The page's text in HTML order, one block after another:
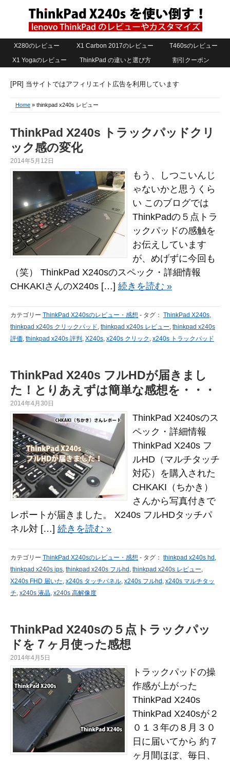
X280のレビュー X1 Carbon 2017のレビュー
T460sのレビュー
X1 Yogaのレビュー
ThinkPad の違いと選び方 割引クーポン
[PR] 当サイトではアフィリエイト広告を利用しています
Home » thinkpad x240s レビュー
ThinkPad X240s トラックパッドクリ
ック感の変化
2014年5月12日
もう、しつこいんじ
ゃないかと思うくら
い このブログでは
ThinkPadの５点トラ
ックパッドの感触を
お伝えしています
が、めげずに今回も
（笑） ThinkPad X240sのスペック・詳細情報
CHKAKIさんのX240s […] 続きを読む »
カテゴリー ThinkPad X240sのレビュー・感想 - タグ： ThinkPad X240s,
thinkpad x240s クリックパッド, thinkpad x240s レビュー, thinkpad x240s
評価, thinkpad x240s 評判 , X240s, x240s クリック , x240s トラックパッド
ThinkPad X240s フルHDが届きまし
た！とりあえずは簡単な感想を・・・
2014年4月30日
ThinkPad X240sのス
ペック・詳細情報
ThinkPad X240s フ
ルHD（マルチタッチ
対応）を購入された
CHKAKI（ちかき）
さんから写真付きで
レポートが届きました。 X240s フルHDタッチパ
ネル対 […] 続きを読む »
カテゴリー ThinkPad X240sのレビュー・感想 - タグ： thinkpad x240s hd ,
thinkpad x240s ips, thinkpad x240s フルhd , thinkpad x240s レビュー,
X240s FHD 届いた, x240s タッチパネル, x240s フルhd , x240s マルチタッ
チ, x240s 液晶, x240s 高解像度
ThinkPad X240sの５点トラックパッ
ドを７ヶ月使った感想
2014年4月5日
トラックパッドの操
作感が上がった
ThinkPad X240s
ThinkPad X240sが２
０１３年の８月３０
日に届いてから 約７
ヶ月間ほぼ、毎日、